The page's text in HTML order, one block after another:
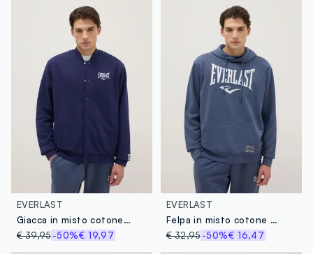
EVERLAST
Giacca in misto cotone blu regular fit con bottoni e logo Everlast
€ 39,95-50%€ 19,97
EVERLAST
Felpa in misto cotone blu regular fit con cappuccio e logo Everlast
€ 32,95 -50%€ 16,47